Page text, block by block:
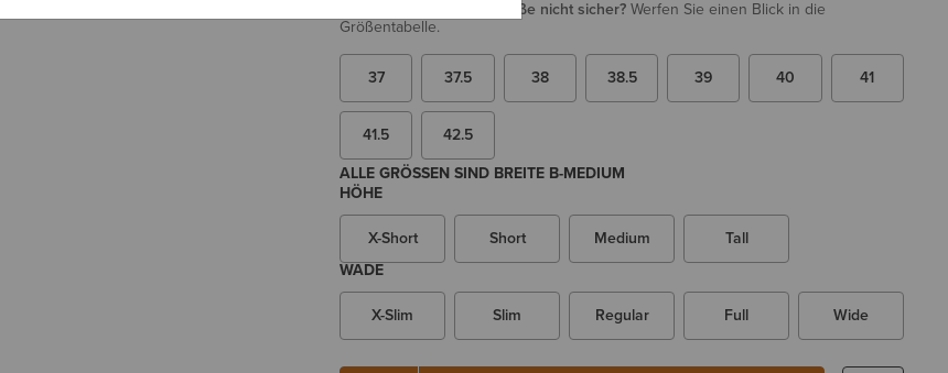
Sie sind sich bei Ihrer Größe nicht sicher?Werfen Sie einen Blick in die
Größentabelle.
37 37.5 38 38.5 39 40 41
41.5
42.5
ALLE GRÖSSEN SIND BREITE B-MEDIUM
HÖHE
X-Short
Short Medium
Tall
WADE
X-Slim
Slim Regular Full Wide